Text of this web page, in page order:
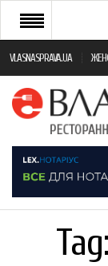
VLASNASPRAVA.UA
НОВИНИ
ЯК ВІДКРИТИ ТА
МОНІТОРИНГ
ФРАНЧАЙЗИНГ
Tag: